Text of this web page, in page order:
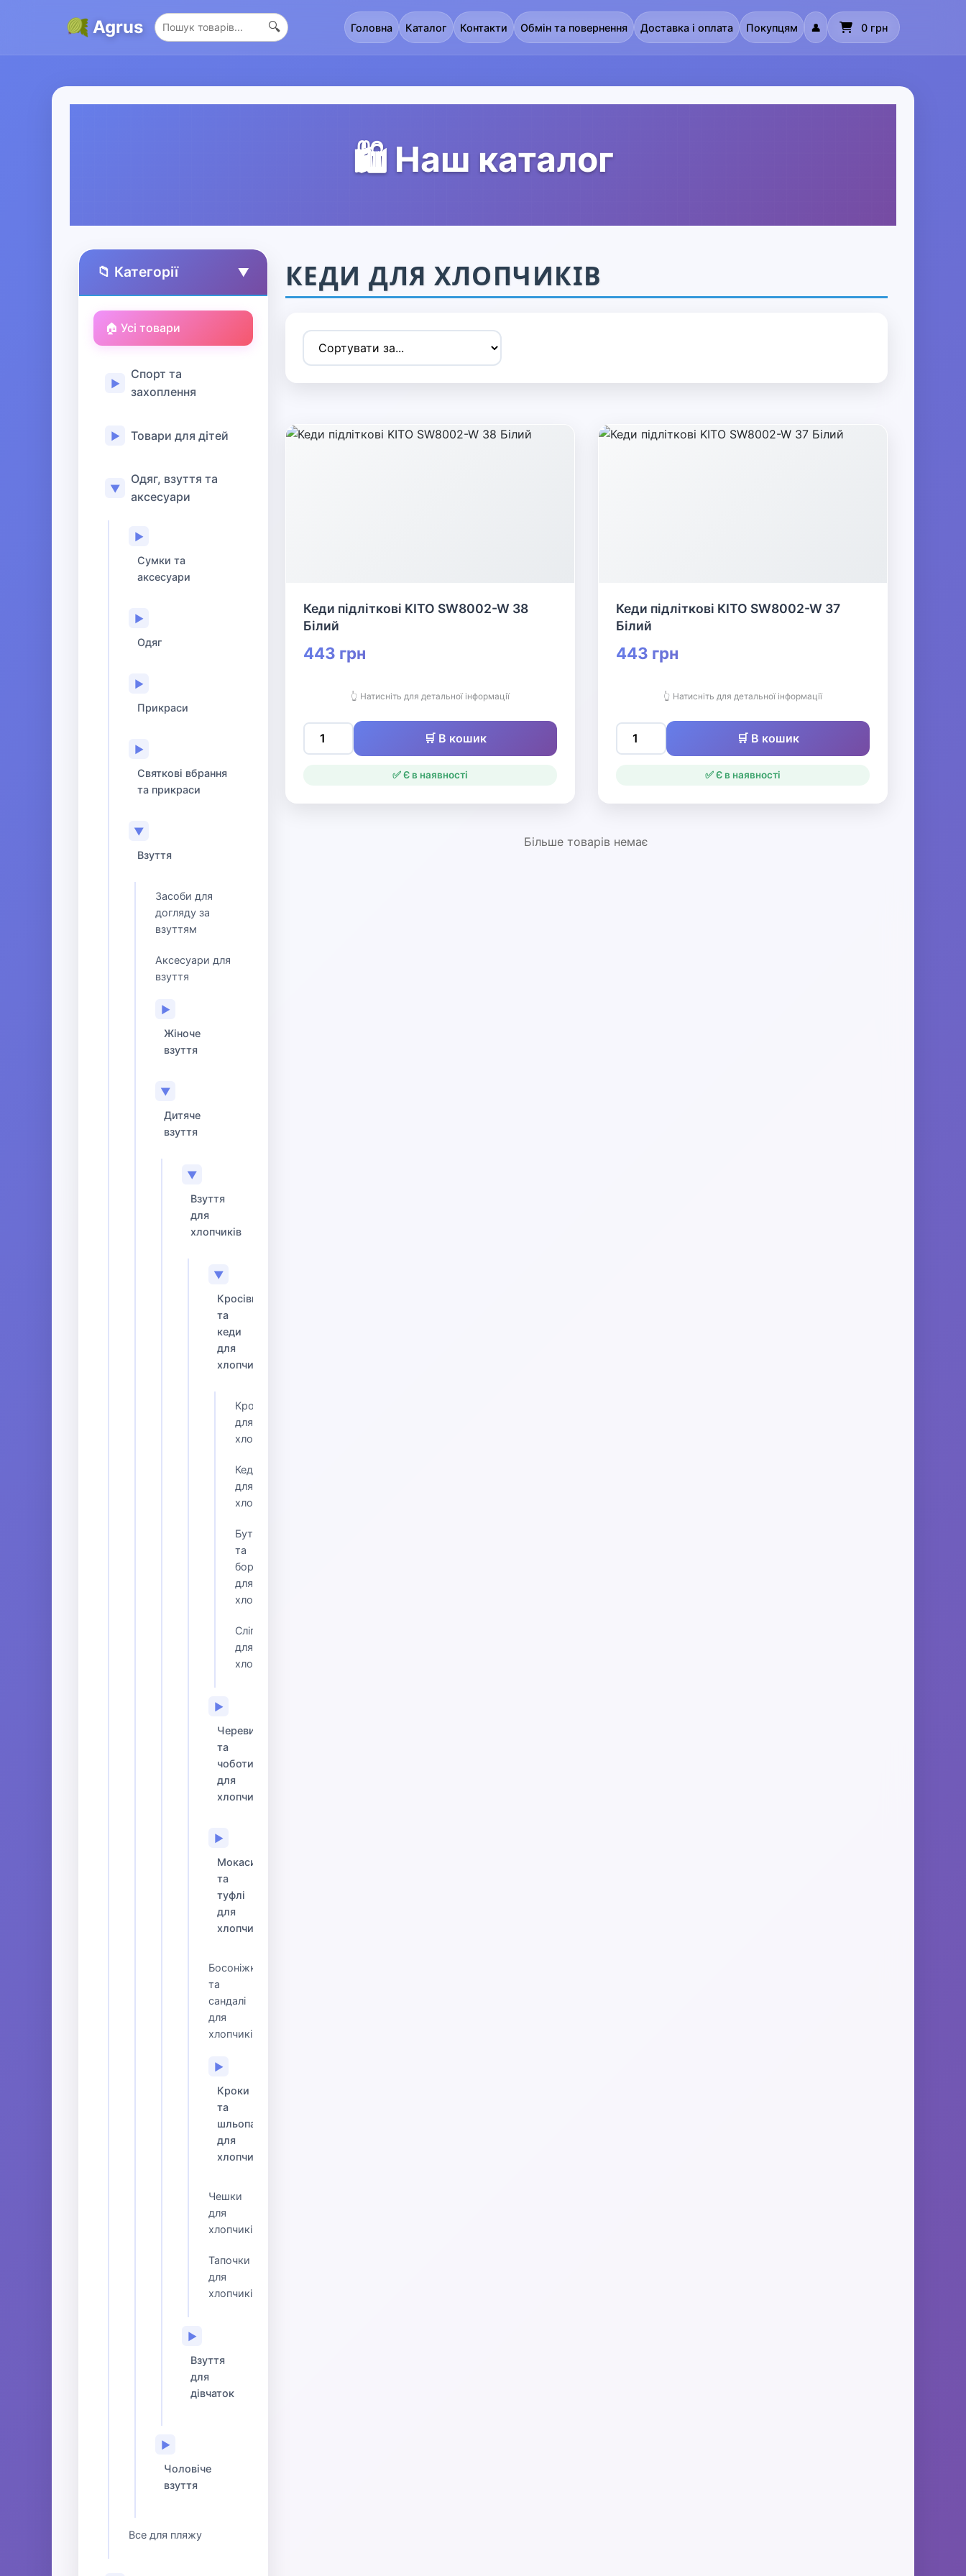
Agrus 🔍 Головна Каталог Контакти Обмін та повернення Доставка і оплата Покупцям 👤 0 грн
🛍️ Наш каталог
📁 Категорії ▲
🏠 Усі товари
▶
Спорт та
захоплення
▶ Товари для дітей
▼
Одяг, взуття та
аксесуари
▶
Сумки та
аксесуари
▶
Одяг
▶
Прикраси
▶
Святкові вбрання
та прикраси
▼
Взуття
Засоби для
догляду за
взуттям
Аксесуари для
взуття
▶
Жіноче
взуття
▼
Дитяче
взуття
▼
Взуття
для
хлопчиків
▼
Кросівки
та
кеди
для
хлопчиків
Кросівки
для
хлопчиків
Кеди
для
хлопчиків
Бутси
та
борцівки
для
хлопчиків
Сліпони
для
хлопчиків
▶
Черевики
та
чоботи
для
хлопчиків
▶
Мокасини
та
туфлі
для
хлопчиків
Босоніжки
та
сандалі
для
хлопчиків
▶
Кроки
та
шльопанці
для
хлопчиків
Чешки
для
хлопчиків
Тапочки
для
хлопчиків
▶
Взуття
для
дівчаток
▶
Чоловіче
взуття
Все для пляжу
КЕДИ ДЛЯ ХЛОПЧИКІВ
Кеди підліткові KITO SW8002-W 38
Білий
443 грн
👆 Натисніть для детальної інформації
🛒 В кошик
✅ Є в наявності
Кеди підліткові KITO SW8002-W 37
Білий
443 грн
👆 Натисніть для детальної інформації
🛒 В кошик
✅ Є в наявності
Більше товарів немає